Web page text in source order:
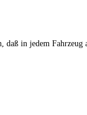
daß in jedem